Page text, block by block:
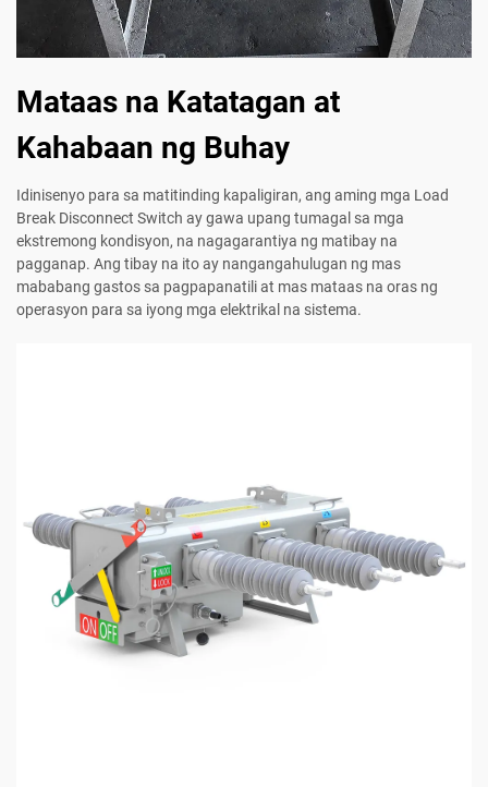
Mataas na Katatagan at
Kahabaan ng Buhay
Idinisenyo para sa matitinding kapaligiran, ang aming mga Load
Break Disconnect Switch ay gawa upang tumagal sa mga
ekstremong kondisyon, na nagagarantiya ng matibay na
pagganap. Ang tibay na ito ay nangangahulugan ng mas
mababang gastos sa pagpapanatili at mas mataas na oras ng
operasyon para sa iyong mga elektrikal na sistema.